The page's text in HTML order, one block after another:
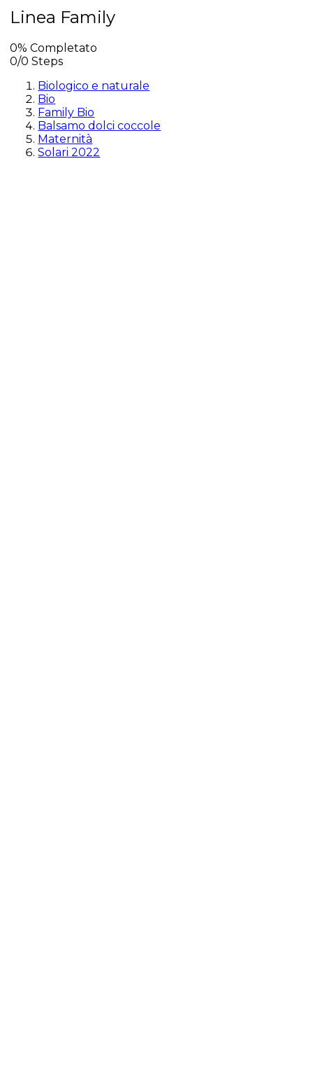
Linea Family
0% Completato
0/0 Steps
Biologico e naturale
Bio
Family Bio
Balsamo dolci coccole
Maternità
Solari 2022